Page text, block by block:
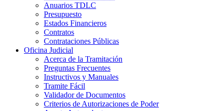
Anuarios TDLC
Presupuesto
Estados Financieros
Contratos
Contrataciones Públicas
Oficina Judicial
Acerca de la Tramitación
Preguntas Frecuentes
Instructivos y Manuales
Tramite Fácil
Validador de Documentos
Criterios de Autorizaciones de Poder